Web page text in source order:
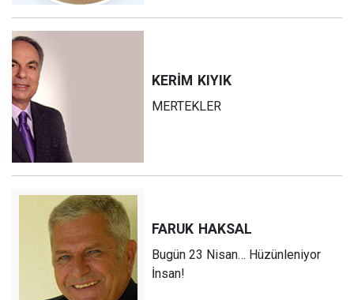
KERİM KIYIK
MERTEKLER
FARUK HAKSAL
Bugün 23 Nisan… Hüzünleniyor
İnsan!